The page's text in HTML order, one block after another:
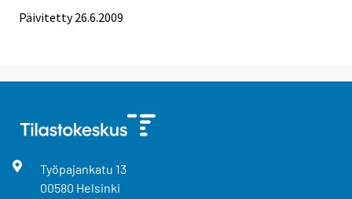
Päivitetty26.6.2009
Työpajankatu 13
00580 Helsinki